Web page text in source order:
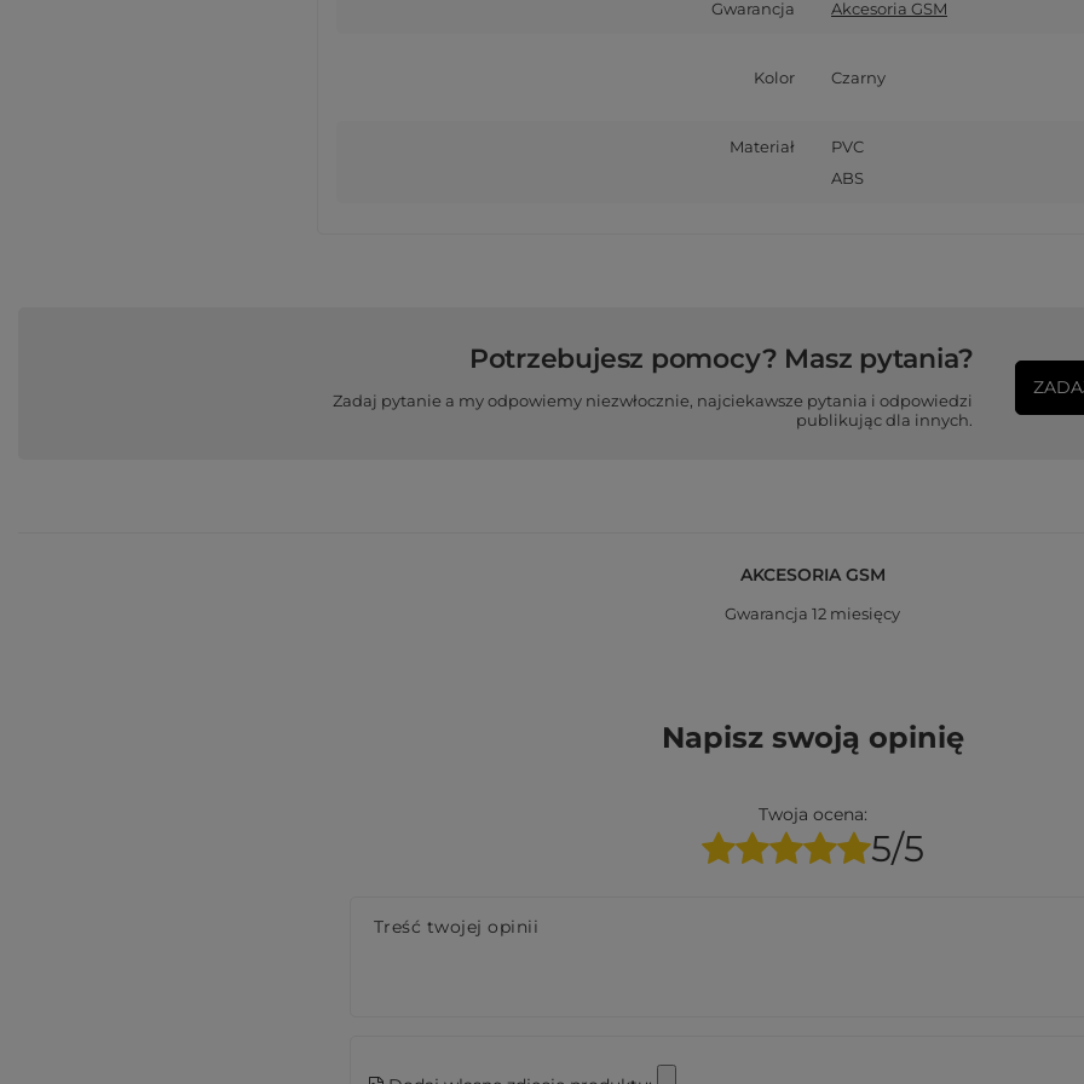
Gwarancja Akcesoria GSM
Kolor Czarny
Materiał
PVC
ABS
Potrzebujesz pomocy? Masz pytania?
Zadaj pytanie a my odpowiemy niezwłocznie, najciekawsze pytania i odpowiedzi
publikując dla innych.
AKCESORIA GSM
Gwarancja 12 miesięcy
Napisz swoją opinię
Twoja ocena:
5/5
Treść twojej opinii